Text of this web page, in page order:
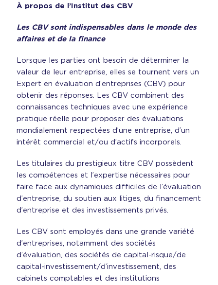
À propos de l’Institut des CBV
Les CBV sont indispensables dans le monde des
affaires et de la finance
Lorsque les parties ont besoin de déterminer la
valeur de leur entreprise, elles se tournent vers un
Expert en évaluation d’entreprises (CBV) pour
obtenir des réponses. Les CBV combinent des
connaissances techniques avec une expérience
pratique réelle pour proposer des évaluations
mondialement respectées d’une entreprise, d’un
intérêt commercial et/ou d’actifs incorporels.
Les titulaires du prestigieux titre CBV possèdent
les compétences et l’expertise nécessaires pour
faire face aux dynamiques difficiles de l’évaluation
d’entreprise, du soutien aux litiges, du financement
d’entreprise et des investissements privés.
Les CBV sont employés dans une grande variété
d’entreprises, notamment des sociétés
d’évaluation, des sociétés de capital-risque/de
capital-investissement/d’investissement, des
cabinets comptables et des institutions